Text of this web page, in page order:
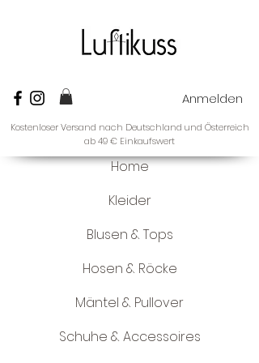
Anmelden
Home
Kostenloser Versand nach Deutschland und Österreich
ab 49 € Einkaufswert
Kleider
Blusen & Tops
Hosen & Röcke
Mäntel & Pullover
Schuhe & Accessoires